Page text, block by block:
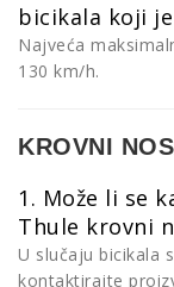
bicikala koji
Najveća
130 km/h.
KROVNI
1. Može li se
Thule krovni
U slučaju bicikala
kontaktirajte